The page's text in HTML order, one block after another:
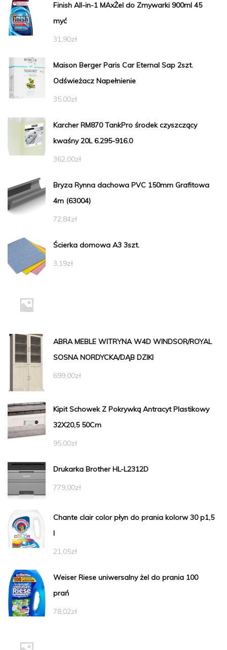
Finish All-in-1 MAxŻel do Zmywarki 900ml 45
myć
31,90zł
Maison Berger Paris Car Eternal Sap 2szt.
Odświeżacz Napełnienie
35,00zł
Karcher RM870 TankPro środek czyszczący
kwaśny 20L 6.295-916.0
362,00zł
Bryza Rynna dachowa PVC 150mm Grafitowa
4m (63004)
72,84zł
Ścierka domowa A3 3szt.
3,19zł
ABRA MEBLE WITRYNA W4D WINDSOR/ROYAL
SOSNA NORDYCKA/DĄB DZIKI
699,00zł
Kipit Schowek Z Pokrywką Antracyt Plastikowy
32X20,5 50Cm
95,00zł
Drukarka Brother HL-L2312D
779,00zł
Chante clair color płyn do prania kolorw 30 p1,5
l
21,05zł
Weiser Riese uniwersalny żel do prania 100
prań
78,02zł